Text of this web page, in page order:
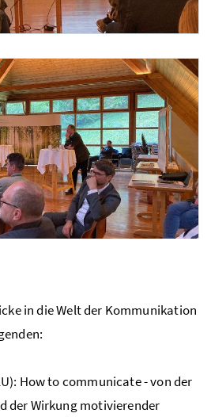
in die Welt der Kommunikation
): How to communicate - von der
der Wirkung motivierender